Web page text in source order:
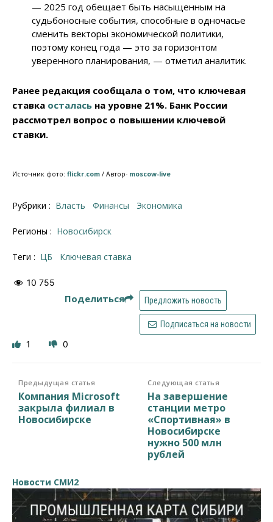
— 2025 год обещает быть насыщенным на
судьбоносные события, способные в одночасье
сменить векторы экономической политики,
поэтому конец года — это за горизонтом
уверенного планирования, — отметил аналитик.
Ранее редакция сообщала о том, что ключевая
ставка осталась на уровне 21%. Банк России
рассмотрел вопрос о повышении ключевой
ставки.
Источник фото: flickr.com / Автор- moscow-live
Рубрики : Власть Финансы Экономика
Регионы : Новосибирск
Теги : ЦБ ключевая ставка
10 755
Поделиться Предложить новость
Подписаться на новости
1 0
Предыдущая статья
Компания Microsoft
закрыла филиал в
Новосибирске
Следующая статья
На завершение
станции метро
«Спортивная» в
Новосибирске
нужно 500 млн
рублей
Новости СМИ2